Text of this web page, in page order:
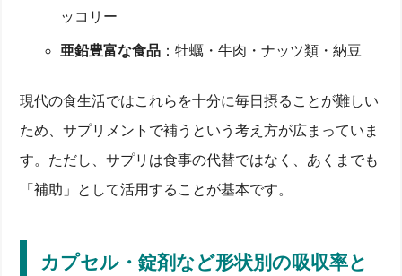
ッコリー
亜鉛豊富な食品 ：牡蠣・牛肉・ナッツ類・納豆
現代の食生活ではこれらを十分に毎日摂ることが難しい
ため、サプリメントで補うという考え方が広まっていま
す。ただし、サプリは食事の代替ではなく、あくまでも
「補助」として活用することが基本です。
カプセル・錠剤など形状別の吸収率と